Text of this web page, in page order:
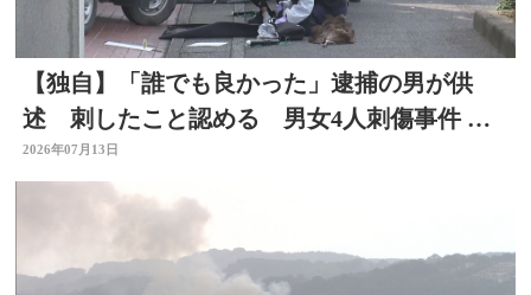
【独自】「誰でも良かった」逮捕の男が供
述 刺したこと認める 男女4人刺傷事件 被
害者と面識なし 大分
2026年07月13日